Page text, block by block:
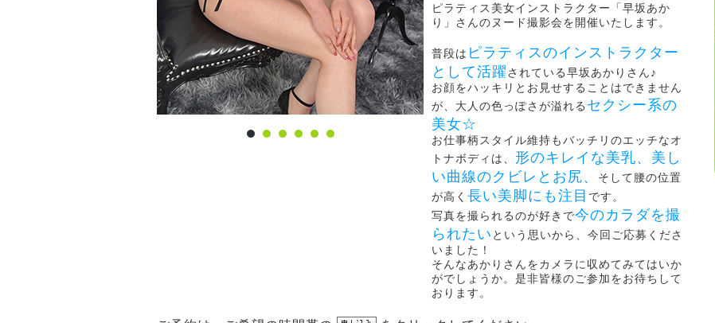
ピラティス美女インストラクター「早坂あか
り」さんのヌード撮影会を開催いたします。
普段は ピラティスのインストラクター
として活躍されている早坂あかりさん♪
お顔をハッキリとお見せすることはできません
が、大人の色っぽさが溢れる セクシー系の
美女☆
お仕事柄スタイル維持もバッチリのエッチなオ
トナボディは、 形のキレイな美乳、美し
い曲線のクビレとお尻、
そして腰の位置
が高く 長い美脚にも注目 です。
写真を撮られるのが好きで今のカラダを撮
られたい という思いから、今回ご応募くださ
いました！
そんなあかりさんをカメラに収めてみてはいか
がでしょうか。是非皆様のご参加をお待ちして
おります。